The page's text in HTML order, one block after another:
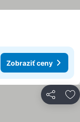
Zobraziť ceny
Zdieľať